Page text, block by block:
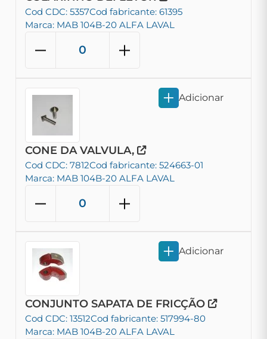
Cod CDC: 5357Cod fabricante: 61395
Marca: MAB 104B-20 ALFA LAVAL
CONE DA VALVULA,
Cod CDC: 7812Cod fabricante: 524663-01
Marca: MAB 104B-20 ALFA LAVAL
Adicionar
CONJUNTO SAPATA DE FRICÇÃO
Cod CDC: 13512Cod fabricante: 517994-80
Marca: MAB 104B-20 ALFA LAVAL
Adicionar